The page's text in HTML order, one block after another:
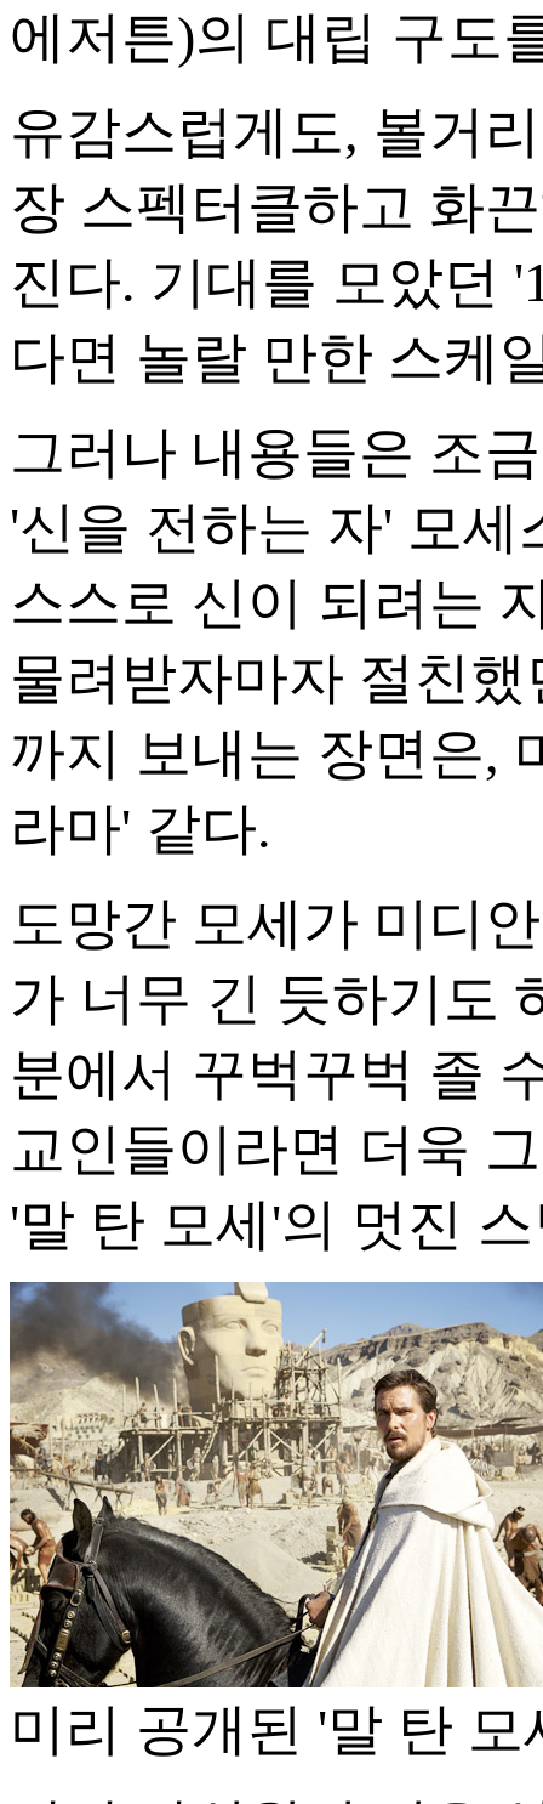
에저튼)의 대립 구도
유감스럽게도, 볼거
장 스펙터클하고 화
진다. 기대를 모았던
다면 놀랄 만한 스케
그러나 내용들은 조
'신을 전하는 자' 모
스스로 신이 되려는
물려받자마자 절친
까지 보내는 장면은,
라마' 같다.
도망간 모세가 미디
가 너무 긴 듯하기도
분에서 꾸벅꾸벅 졸
교인들이라면 더욱
'말 탄 모세'의 멋진
미리 공개된 '말 탄